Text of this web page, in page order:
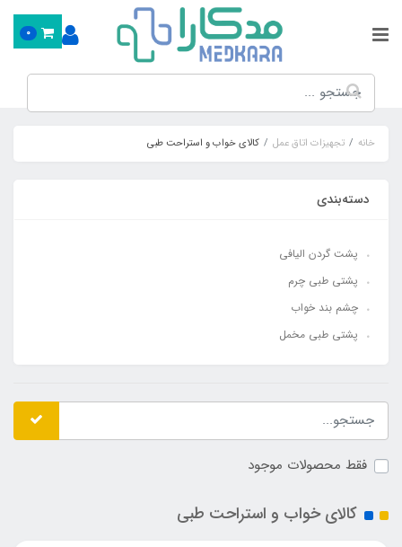
0
خانه تجهیزات اتاق عمل کالای خواب و استراحت طبی
دسته‌بندی
پشت گردن الیافی
پشتی طبی چرم
چشم بند خواب
پشتی طبی مخمل
فقط محصولات موجود
کالای خواب و استراحت طبی